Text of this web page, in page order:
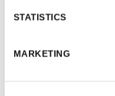
STATISTICS
MARKETING
merkitystä näin:
– Aiemmat kirjat